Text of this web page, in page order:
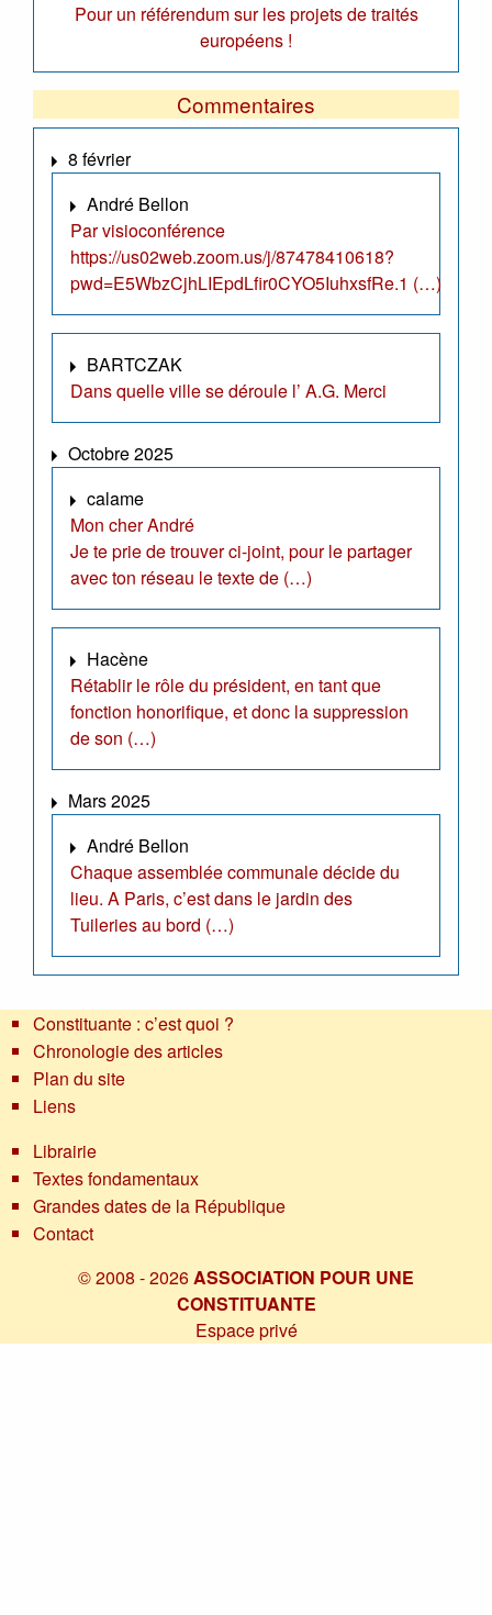
Pour un référendum sur les projets de traités
européens !
Commentaires
8 février
André Bellon
Par visioconférence
https://us02web.zoom.us/j/87478410618?
pwd=E5WbzCjhLIEpdLfir0CYO5IuhxsfRe.1 (…)
BARTCZAK
Dans quelle ville se déroule l’ A.G. Merci
Octobre 2025
calame
Mon cher André
Je te prie de trouver ci-joint, pour le partager
avec ton réseau le texte de (…)
Hacène
Rétablir le rôle du président, en tant que
fonction honorifique, et donc la suppression
de son (…)
Mars 2025
André Bellon
Chaque assemblée communale décide du
lieu. A Paris, c’est dans le jardin des
Tuileries au bord (…)
Constituante : c’est quoi ?
Chronologie des articles
Plan du site
Liens
Librairie
Textes fondamentaux
Grandes dates de la République
Contact
© 2008 - 2026ASSOCIATION POUR UNE
CONSTITUANTE
Espace privé